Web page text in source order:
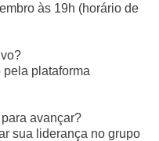
às 19h (horário de
plataforma
avançar?
sua liderança no grupo